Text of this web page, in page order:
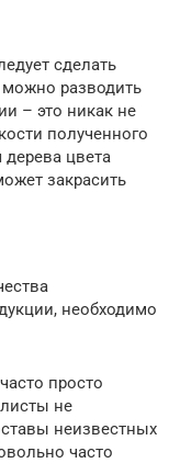
сделать
разводить
– это никак не
полученного
цвета
закрасить
необходимо
просто
не
неизвестных
часто